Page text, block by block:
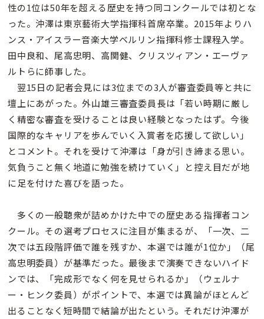
性の1位は50年を超える歴史を持つ同コンクールでは初とな
った。沖澤は東京藝術大学指揮科首席卒業。2015年よりハ
ンス・アイスラー音楽大学ベルリン指揮科修士課程入学。
田中良和、尾高忠明、高関健、クリスツィアン・エーヴァ
ルトらに師事した。
翌15日の記者会見には3位までの3人が審査委員等と共に
壇上にあがった。外山雄三審査委員長は「若い時期に厳し
く精密な審査を受けることは良い経験となったはず。今後
国際的なキャリアを歩んでいく入賞者を応援して欲しい」
とコメント。それを受けて沖澤は「身が引き締まる思い。
気負うこと無く地道に勉強を続けていく」と控え目だが地
に足を付けた喜びを語った。
多くの一般聴衆が詰めかけた中での歴史ある指揮者コン
クール。その選考プロセスに注目が集まるが、「一次、二
次では五段階評価で誰を残すか、本選では誰が1位か」（尾
高忠明委員）が基準だった。最後まで演奏できないハイド
ンでは、「完成形でなく何を見せられるか」（ウェルナ
ー・ヒンク委員）がポイントで、本選では異論がほとんど
出ることなく短時間で結論が出たという。それだけ沖澤が